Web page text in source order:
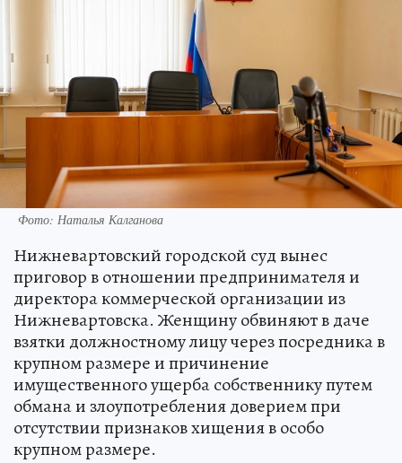
Фото: Наталья Калганова
Нижневартовский городской суд вынес
приговор в отношении предпринимателя и
директора коммерческой организации из
Нижневартовска. Женщину обвиняют в даче
взятки должностному лицу через посредника в
крупном размере и причинение
имущественного ущерба собственнику путем
обмана и злоупотребления доверием при
отсутствии признаков хищения в особо
крупном размере.